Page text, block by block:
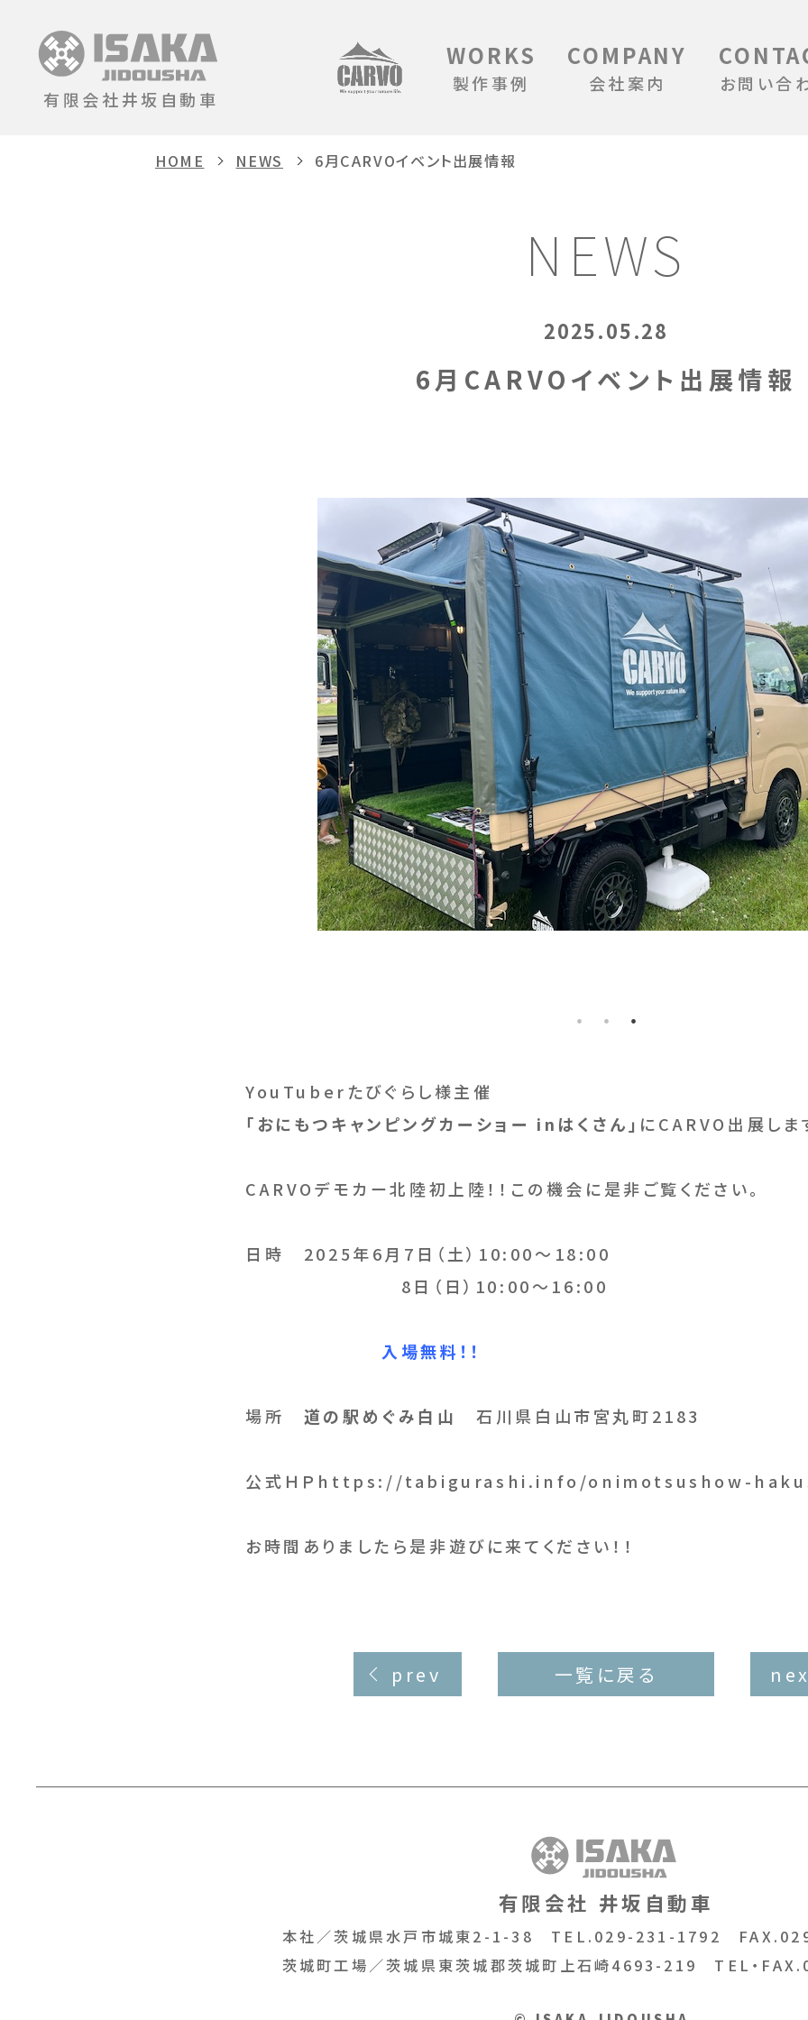
有限会社井坂自動車
WORKS
製作事例
COMPANY
会社案内 お問い合
HOME NEWS 6月CARVOイベント出展情報
NEWS
2025.05.28
6月CARVOイベント出展情報
YouTuberたびぐらし様主催
「おにもつキャンピングカーショー inはくさん」 にCARVO出展しま
CARVOデモカー北陸初上陸！！この機会に是非ご覧ください。
日時 2025年6月7日（土）10:00～18:00
8日（日）10:00～16:00
入場無料！！
場所 道の駅めぐみ白山石川県白山市宮丸町2183
公式ＨＰ https://tabigurashi.info/onimotsushow-
お時間ありましたら是非遊びに来てください！！
prev 一覧に戻る
有限会社 井坂自動車
本社／茨城県水戸市城東2-1-38 TEL.029-231-1792
茨城町工場／茨城県東茨城郡茨城町上石崎4693-219 TEL・